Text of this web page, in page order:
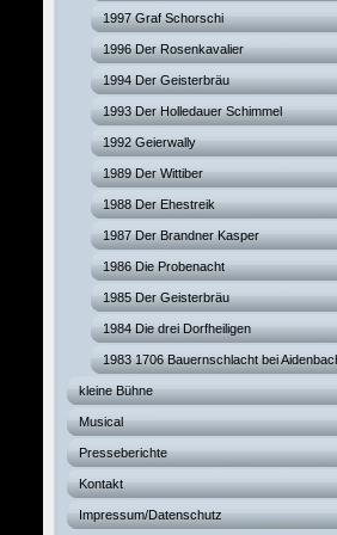
1997 Graf Schorschi
1996 Der Rosenkavalier
1994 Der Geisterbräu
1993 Der Holledauer Schimmel
1992 Geierwally
1989 Der Wittiber
1988 Der Ehestreik
1987 Der Brandner Kasper
1986 Die Probenacht
1985 Der Geisterbräu
1984 Die drei Dorfheiligen
1983 1706 Bauernschlacht bei
kleine Bühne
Musical
Presseberichte
Kontakt
Impressum/Datenschutz